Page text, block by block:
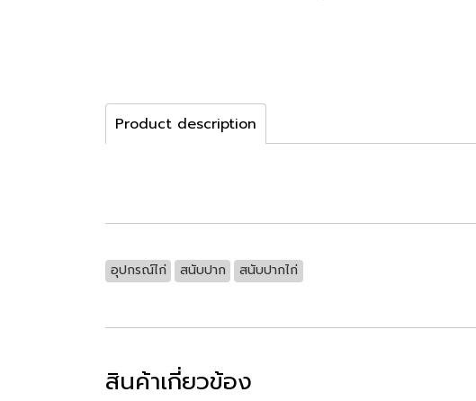
Product description
อุปกรณ์ไก่ สนับปาก สนับปากไก่
สินค้าเกี่ยวข้อง